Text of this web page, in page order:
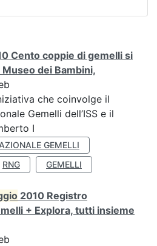
Cento coppie di gemelli si
dei Bambini,
che coinvolge il
Gemelli dell’ISS e il
I
GEMELLI
RNG GEMELLI
2010 Registro
+ Explora, tutti insieme